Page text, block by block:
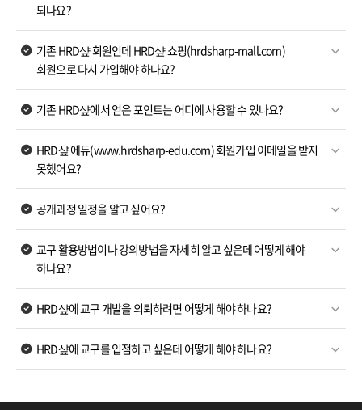
되나요?
기존 HRD샾 회원인데 HRD샾 쇼핑(hrdsharp-mall.com)
회원으로 다시 가입해야 하나요?
기존 HRD샾에서 얻은 포인트는 어디에 사용할 수 있나요?
HRD샾 에듀(www.hrdsharp-edu.com) 회원가입 이메일을 받지
못했어요?
공개과정 일정을 알고 싶어요?
교구 활용방법이나 강의방법을 자세히 알고 싶은데 어떻게 해야
하나요?
HRD샾에 교구 개발을 의뢰하려면 어떻게 해야 하나요?
HRD샾에 교구를 입점하고 싶은데 어떻게 해야 하나요?